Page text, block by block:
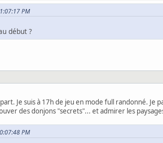
PM
début ?
Je suis à 17h de jeu en mode full randonné. Je
des donjons "secrets"... et admirer les
PM